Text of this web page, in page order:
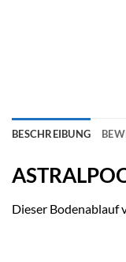
BESCHREIBUNG
Dieser Bodenablauf